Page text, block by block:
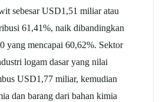
sebesar USD1,51 miliar atau
61,41%, naik dibandingkan
yang mencapai 60,62%. Sektor
logam dasar yang nilai
USD1,77 miliar, kemudian
dan barang dari bahan kimia